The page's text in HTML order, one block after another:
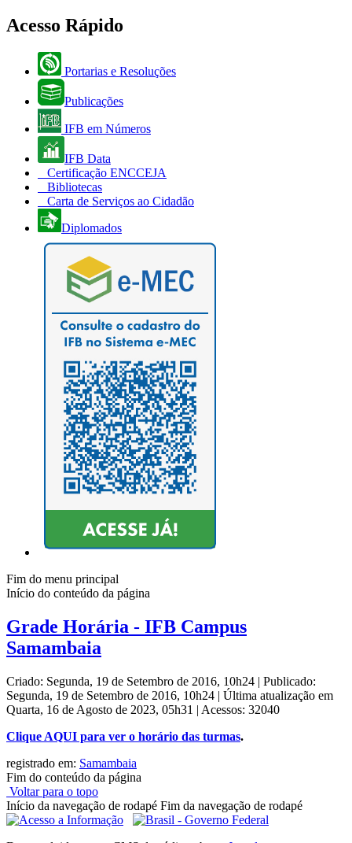
Acesso Rápido
Portarias e Resoluções
Publicações
IFB em Números
IFB Data
Certificação ENCCEJA
Bibliotecas
Carta de Serviços ao Cidadão
Diplomados
Fim do menu principal
Início do conteúdo da página
Grade Horária - IFB Campus
Samambaia
Criado: Segunda, 19 de Setembro de 2016, 10h24 | Publicado:
Segunda, 19 de Setembro de 2016, 10h24 | Última atualização em
Quarta, 16 de Agosto de 2023, 05h31 | Acessos: 32040
Clique AQUI para ver o horário das turmas.
registrado em: Samambaia
Fim do conteúdo da página
Voltar para o topo
Início da navegação de rodapé Fim da navegação de rodapé